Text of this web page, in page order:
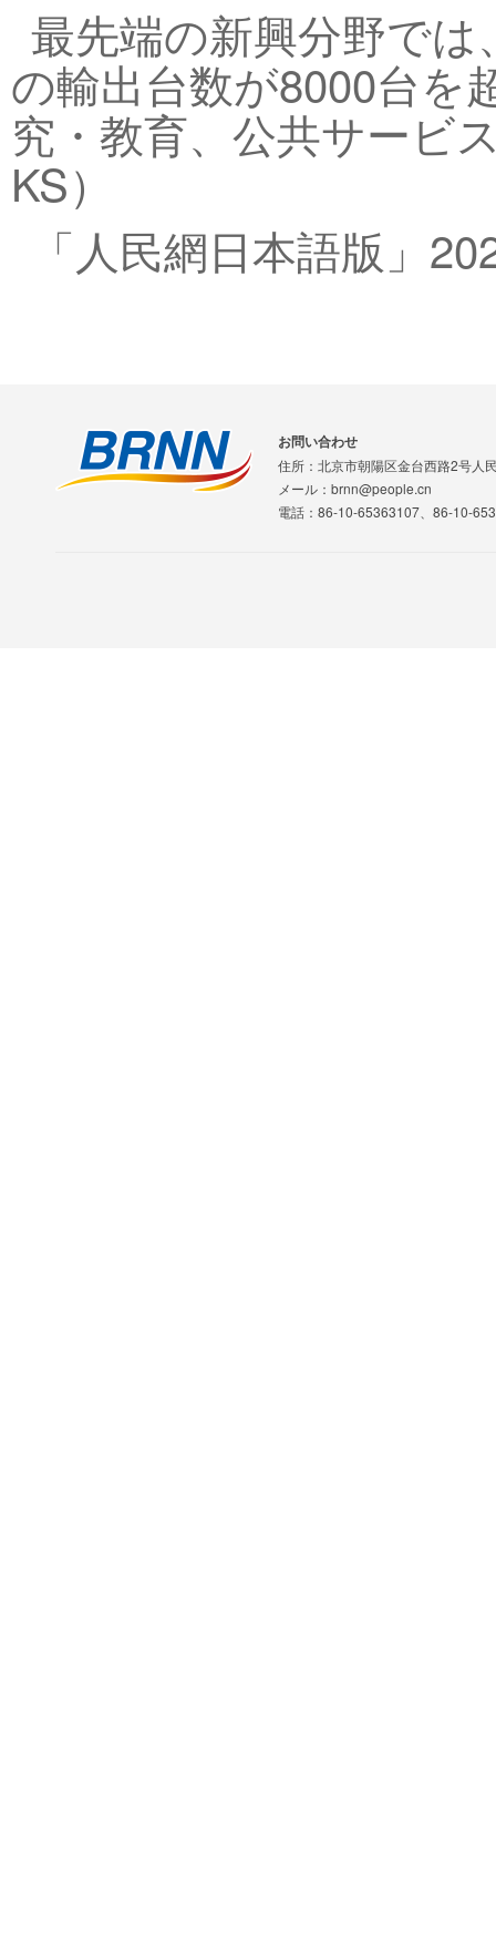
最先端の新興分野で
の輸出台数が8000台を
究・教育、公共サービ
KS）
「人民網日本語版」
お問い合わせ
住所：北京市朝陽区金台西路2号人
メール：brnn@people.cn
電話：86-10-65363107、86-10-